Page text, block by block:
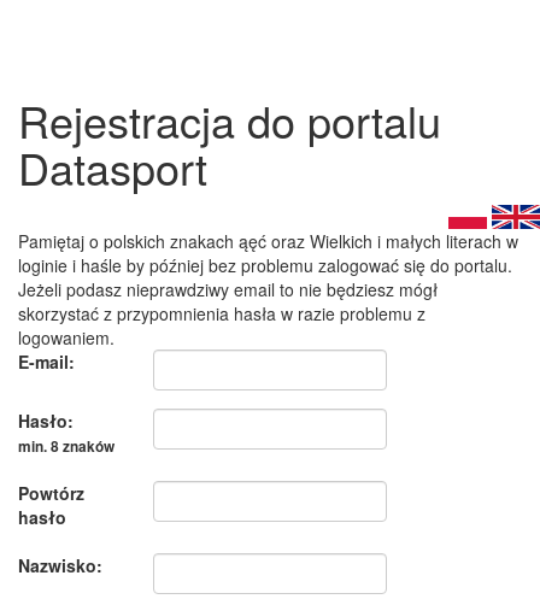
Rejestracja do portalu
Datasport
Pamiętaj o polskich znakach ąęć oraz Wielkich i małych literach w
loginie i haśle by później bez problemu zalogować się do portalu.
Jeżeli podasz nieprawdziwy email to nie będziesz mógł
skorzystać z przypomnienia hasła w razie problemu z
logowaniem.
E-mail:
Hasło:
min. 8 znaków
Powtórz
hasło
Nazwisko: